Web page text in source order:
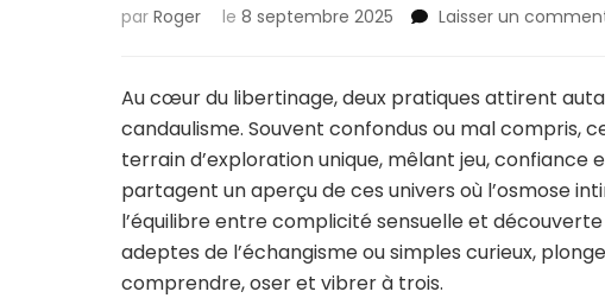
par Roger le 8 septembre 2025 Laisser un
Au cœur du libertinage, deux pratiques attirent
candaulisme. Souvent confondus ou mal compris,
terrain d’exploration unique, mêlant jeu,
partagent un aperçu de ces univers où l’osmose
l’équilibre entre complicité sensuelle et
adeptes de l’échangisme ou simples curieux,
comprendre, oser et vibrer à trois.